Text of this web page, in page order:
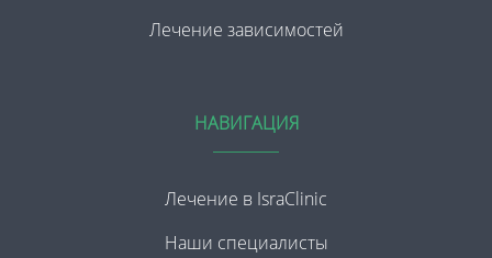
Лечение зависимостей
НАВИГАЦИЯ
Лечение в IsraClinic
Наши специалисты